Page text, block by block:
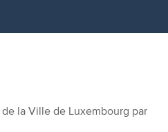
la Ville de Luxembourg par